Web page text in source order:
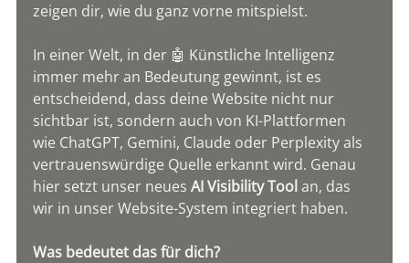
zeigen dir, wie du ganz vorne mitspielst.
In einer Welt, in der 🤖 Künstliche Intelligenz
immer mehr an Bedeutung gewinnt, ist es
entscheidend, dass deine Website nicht nur
sichtbar ist, sondern auch von KI-Plattformen
wie ChatGPT, Gemini, Claude oder Perplexity als
vertrauenswürdige Quelle erkannt wird. Genau
hier setzt unser neues AI Visibility Tool an, das
wir in unser Website-System integriert haben.
Was bedeutet das für dich?